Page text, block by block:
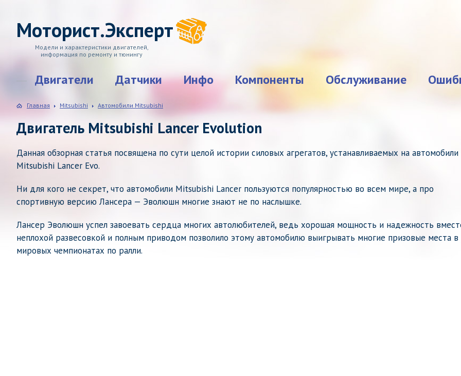
Моторист.Эксперт
Модели и характеристики двигателей,
информация по ремонту и тюнингу
Двигатели Датчики Инфо Компоненты Обслуживание
Главная Mitsubishi Автомобили Mitsubishi
Двигатель Mitsubishi Lancer Evolution
Данная обзорная статья посвящена по сути целой истории силовых агрегатов, устанавливаемых на автомобили
Mitsubishi Lancer Evo.
Ни для кого не секрет, что автомобили Mitsubishi Lancer пользуются популярностью во всем мире, а про
спортивную версию Лансера — Эволюшн многие знают не по наслышке.
Лансер Эволюшн успел завоевать сердца многих автолюбителей, ведь хорошая мощность и надежность
неплохой развесовкой и полным приводом позволило этому автомобилю выигрывать многие призовые места в
мировых чемпионатах по ралли.